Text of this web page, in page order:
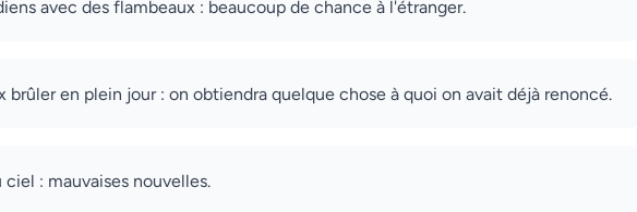
avec des flambeaux : beaucoup de chance à l'étranger.
brûler en plein jour : on obtiendra quelque chose à quoi on avait déjà renoncé.
: mauvaises nouvelles.